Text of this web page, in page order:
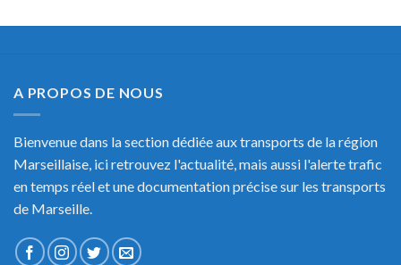
A PROPOS DE NOUS
Bienvenue dans la section dédiée aux transports de la région
Marseillaise, ici retrouvez l'actualité, mais aussi l'alerte trafic
en temps réel et une documentation précise sur les transports
de Marseille.